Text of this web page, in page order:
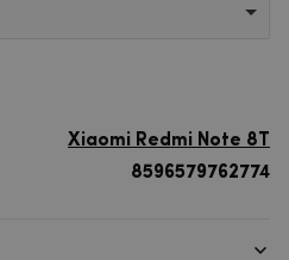
Xiaomi Redmi Note 8T
8596579762774